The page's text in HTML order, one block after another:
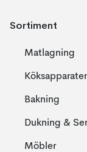
Sortiment
Matlagning
Köksapparater
Bakning
Dukning &
Möbler